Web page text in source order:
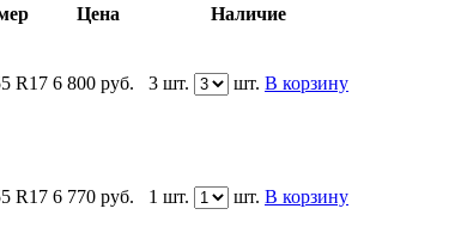
Цена Наличие
R17 6 800 руб. 3 шт. шт. В корзину
R17 6 770 руб. 1 шт. шт. В корзину